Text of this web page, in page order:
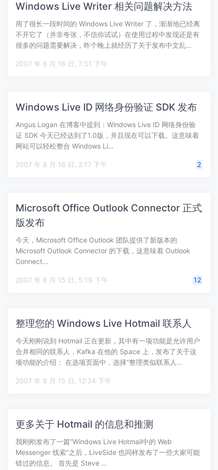
Windows Live Writer 相关问题解决方法
用了很长一段时间的 Windows Live Writer 了，渐渐地已经离
不开它了（并非夸张，不信你试试）在使用过程中发现还是有
很多的问题需要解决，昨个晚上就经历了关于发布中文乱…
2007 年 8 月 16 日, 7:51 下午
Windows Live ID 网络身份验证 SDK 发布
Angus Logan 在博客中提到：Windows Live ID 网络身份验
证 SDK 今天已经达到了1.0版，并且现在可以下载。这意味着
网站可以轻松整合 Windows Li…
2007 年 8 月 16 日, 2:17 下午 2
Microsoft Office Outlook Connector 正式
版发布
今天，Microsoft Office Outlook 团队提供了新版本的
Microsoft Outlook Connector 的下载，这意味着 Outlook
Connect…
2007 年 8 月 15 日, 5:19 下午 12
整理您的 Windows Live Hotmail 联系人
今天刚刚说到 Hotmail 正在更新，其中有一项功能是允许用户
合并相同的联系人，Kafka 在他的 Space 上，发布了关于这
项功能的介绍： 在选项页面中，选择“整理类似联系人…
2007 年 8 月 15 日, 12:24 下午
更多关于 Hotmail 的信息和推测
我刚刚发布了一篇“Windows Live Hotmail中的 Web
Messenger 线索”之后，LiveSide 也同样发布了一些大家可能
错过的信息。 首先是 Steve …